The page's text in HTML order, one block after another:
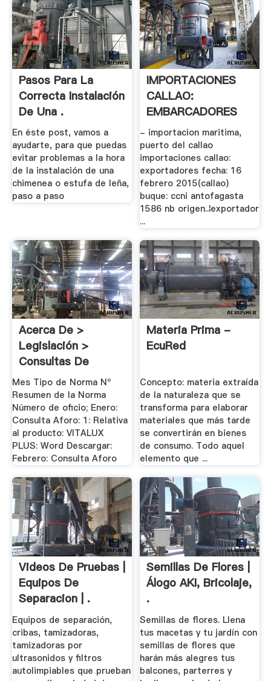
Pasos Para La
Correcta Instalación
De Una .
En éste post, vamos a
ayudarte, para que puedas
evitar problemas a la hora
de la instalación de una
chimenea o estufa de leña,
paso a paso
IMPORTACIONES
CALLAO:
EMBARCADORES
- importacion maritima,
puerto del callao
importaciones callao:
exportadores fecha: 16
febrero 2015(callao)
buque: ccni antofagasta
1586 nb origen..¦exportador
...
Acerca De >
Legislación >
Consultas De
Clasificación
Mes Tipo de Norma Nº
Resumen de la Norma
Número de oficio; Enero:
Consulta Aforo: 1: Relativa
al producto: VITALUX
PLUS: Word Descargar:
Febrero: Consulta Aforo
Materia Prima -
EcuRed
Concepto: materia extraída
de la naturaleza que se
transforma para elaborar
materiales que más tarde
se convertirán en bienes
de consumo. Todo aquel
elemento que ...
Videos De Pruebas |
Equipos De
Separacion | .
Equipos de separación,
cribas, tamizadoras,
tamizadoras por
ultrasonidos y filtros
autolimpiables que prueban
Semillas De Flores |
Álogo AKI, Bricolaje,
.
Semillas de flores. Llena
tus macetas y tu jardín con
semillas de flores que
harán más alegres tus
balcones, parterres y